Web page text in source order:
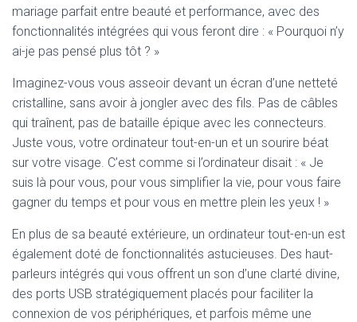
mariage parfait entre beauté et performance, avec des
fonctionnalités intégrées qui vous feront dire : « Pourquoi n’y
ai-je pas pensé plus tôt ? »
Imaginez-vous vous asseoir devant un écran d’une netteté
cristalline, sans avoir à jongler avec des fils. Pas de câbles
qui traînent, pas de bataille épique avec les connecteurs.
Juste vous, votre ordinateur tout-en-un et un sourire béat
sur votre visage. C’est comme si l’ordinateur disait : « Je
suis là pour vous, pour vous simplifier la vie, pour vous faire
gagner du temps et pour vous en mettre plein les yeux ! »
En plus de sa beauté extérieure, un ordinateur tout-en-un est
également doté de fonctionnalités astucieuses. Des haut-
parleurs intégrés qui vous offrent un son d’une clarté divine,
des ports USB stratégiquement placés pour faciliter la
connexion de vos périphériques, et parfois même une